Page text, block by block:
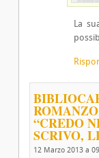
La
“CREDO
SCRIVO,
12 Marzo 2013 a